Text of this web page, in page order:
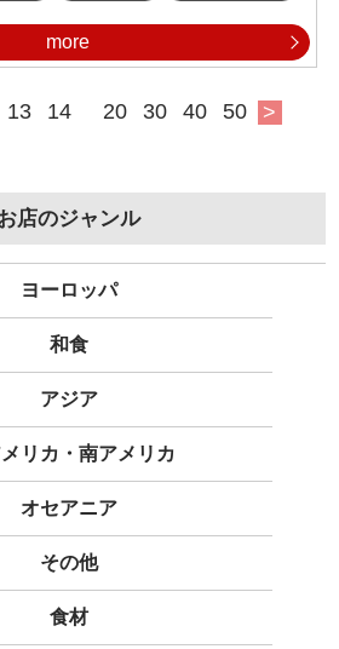
more
13 14 20 30 40 50 >
店のジャンル
ヨーロッパ
和食
アジア
リカ・南アメリカ
オセアニア
その他
食材